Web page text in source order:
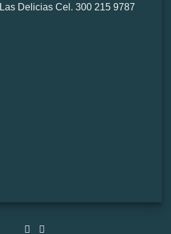
Delicias Cel. 300 215 9787